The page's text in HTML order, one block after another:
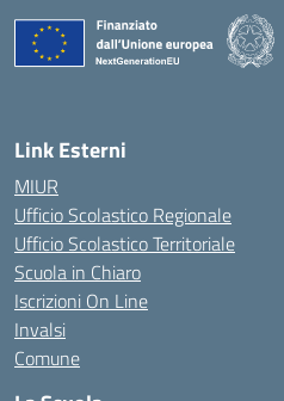
Link Esterni
MIUR
Ufficio Scolastico Regionale
Ufficio Scolastico Territoriale
Scuola in Chiaro
Iscrizioni On Line
Invalsi
Comune